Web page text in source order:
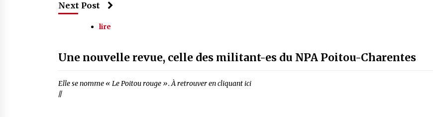
Next Post
lire
Une nouvelle revue, celle des militant-es du NPA Poitou-Charentes
Elle se nomme « Le Poitou rouge ». À retrouver en cliquant ici
//